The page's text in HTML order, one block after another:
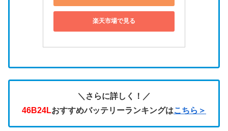
楽天市場で見る
＼さらに詳しく！／
46B24Lおすすめバッテリーランキングはこちら＞